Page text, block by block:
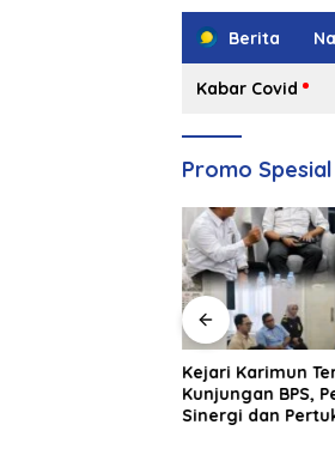
Berita
Kabar Covid
Promo
Kejari Karimun
Kunjungan BPS,
Sinergi dan